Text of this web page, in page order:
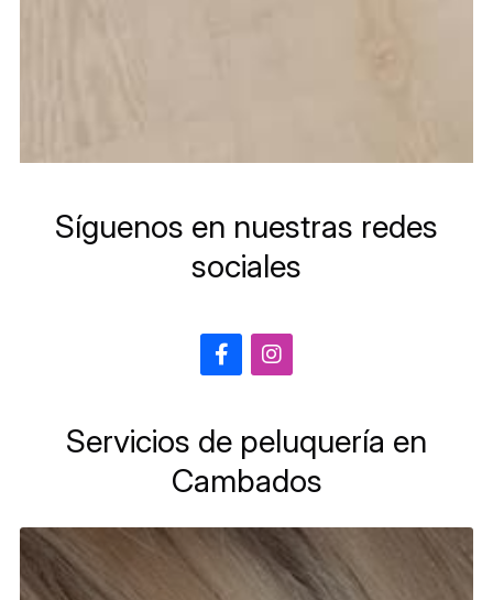
Síguenos en nuestras redes
sociales
Servicios de peluquería en
Cambados